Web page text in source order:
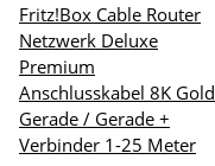
Fritz!Box Cable Router
Netzwerk Deluxe
Premium
Anschlusskabel 8K Gold
Gerade / Gerade +
Verbinder 1-25 Meter